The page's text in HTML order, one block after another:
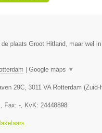
plaats Groot Hitland, maar wel
Google maps ▼
29C, 3011 VA Rotterdam (Zuid-
, Fax: -, KvK: 24448898